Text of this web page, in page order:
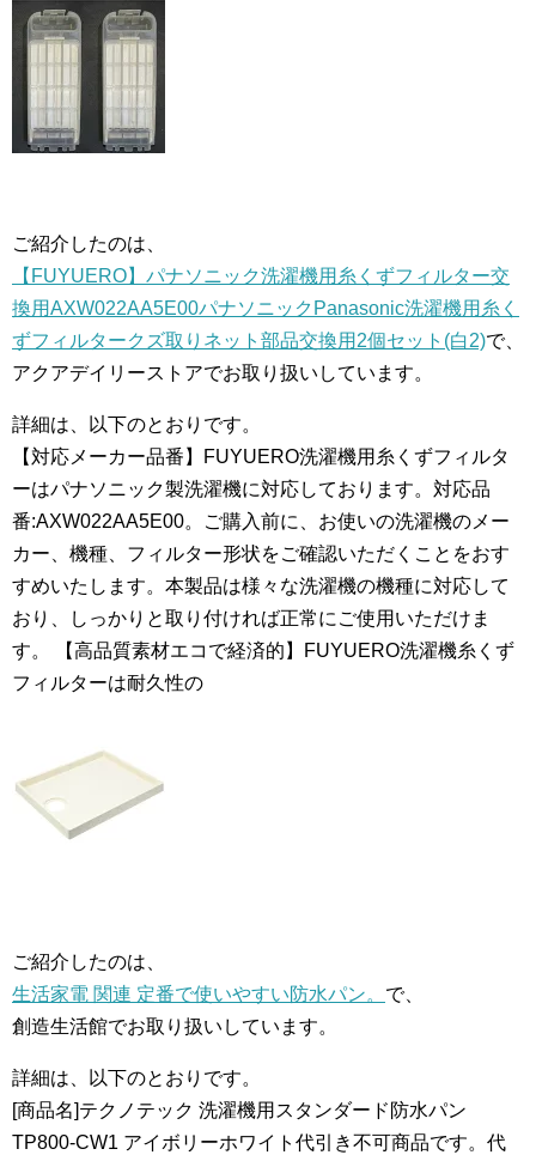
ご紹介したのは、
【FUYUERO】パナソニック洗濯機用糸くずフィルター交
換用AXW022AA5E00パナソニックPanasonic洗濯機用糸く
ずフィルタークズ取りネット部品交換用2個セット(白2)で、
アクアデイリーストアでお取り扱いしています。
詳細は、以下のとおりです。
【対応メーカー品番】FUYUERO洗濯機用糸くずフィルタ
ーはパナソニック製洗濯機に対応しております。対応品
番:AXW022AA5E00。ご購入前に、お使いの洗濯機のメー
カー、機種、フィルター形状をご確認いただくことをおす
すめいたします。本製品は様々な洗濯機の機種に対応して
おり、しっかりと取り付ければ正常にご使用いただけま
す。 【高品質素材エコで経済的】FUYUERO洗濯機糸くず
フィルターは耐久性の
ご紹介したのは、
生活家電 関連 定番で使いやすい防水パン。 で、
創造生活館でお取り扱いしています。
詳細は、以下のとおりです。
[商品名]テクノテック 洗濯機用スタンダード防水パン
TP800-CW1 アイボリーホワイト代引き不可商品です。代